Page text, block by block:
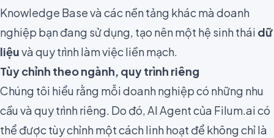
Knowledge Base và các nền tảng khác mà doanh
nghiệp bạn đang sử dụng, tạo nên một hệ sinh thái dữ
liệuvà quy trình làm việc liền mạch.
Tùy chỉnh theo ngành, quy trình riêng
Chúng tôi hiểu rằng mỗi doanh nghiệp có những nhu
cầu và quy trình riêng. Do đó, AI Agent của Filum.ai có
thể được tùy chỉnh một cách linh hoạt để không chỉ là